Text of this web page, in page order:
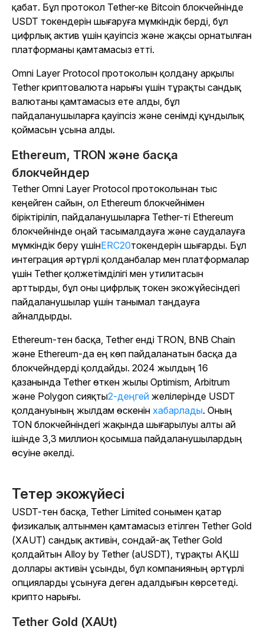
қабат. Бұл протокол Tether-ке Bitcoin блокчейнінде
USDT токендерін шығаруға мүмкіндік берді, бұл
цифрлық актив үшін қауіпсіз және жақсы орнатылған
платформаны қамтамасыз етті.
Omni Layer Protocol протоколын қолдану арқылы
Tether криптовалюта нарығы үшін тұрақты сандық
валютаны қамтамасыз ете алды, бұл
пайдаланушыларға қауіпсіз және сенімді құндылық
қоймасын ұсына алды.
Ethereum, TRON және басқа
блокчейндер
Tether Omni Layer Protocol протоколынан тыс
кеңейген сайын, ол Ethereum блокчейнімен
біріктіріліп, пайдаланушыларға Tether-ті Ethereum
блокчейнінде оңай тасымалдауға және саудалауға
мүмкіндік беру үшінERC20токендерін шығарды. Бұл
интеграция әртүрлі қолданбалар мен платформалар
үшін Tether қолжетімділігі мен утилитасын
арттырды, бұл оны цифрлық токен экожүйесіндегі
пайдаланушылар үшін танымал таңдауға
айналдырды.
Ethereum-тен басқа, Tether енді TRON, BNB Chain
және Ethereum-да ең көп пайдаланатын басқа да
блокчейндерді қолдайды. 2024 жылдың 16
қазанында Tetherөткен жылы Optimism, Arbitrum
және Polygon сияқты2-деңгей желілерінде USDT
қолдануының жылдам өскенін хабарлады. Оның
TON блокчейніндегі жақында шығарылуы алты ай
ішінде 3,3 миллион қосымша пайдаланушылардың
өсуіне әкелді.
Тетер экожүйесі
USDT-тен басқа, Tether Limited сонымен қатар
физикалық алтынмен қамтамасыз етілген Tether Gold
(XAUT) сандық активін, сондай-ақ Tether Gold
қолдайтын Alloy by Tether (aUSDT), тұрақты АҚШ
доллары активін ұсынды, бұл компанияның әртүрлі
опцияларды ұсынуға деген адалдығын көрсетеді.
крипто нарығы.
Tether Gold (XAUt)